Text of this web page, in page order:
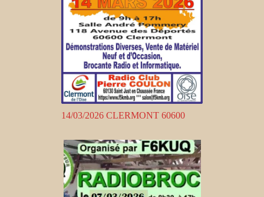
14/03/2026 CLERMONT 60600